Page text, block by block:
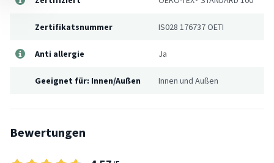
Zertifikatsnummer IS028 176737 OETI
Anti allergie Ja
Geeignet für: Innen/Außen Innen und Außen
Bewertungen